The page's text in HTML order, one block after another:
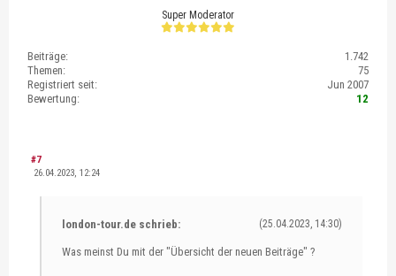
Super Moderator
Beiträge:
1.742
Themen:
75
Registriert seit:
Jun 2007
Bewertung:
12
#7
26.04.2023, 12:24
(25.04.2023, 14:30)
london-tour.de schrieb:
Was meinst Du mit der "Übersicht der neuen Beiträge" ?